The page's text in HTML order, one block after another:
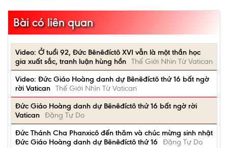
Bài có liên quan
Video: Ở tuổi 92, Đức Bênêđíctô XVI vẫn là một thần học
gia xuất sắc, tranh luận hùng hồn Thế Giới Nhìn Từ Vatican
Video: Đức Giáo Hoàng danh dự Bênêđíctô thứ 16 bất ngờ
rời Vatican Thế Giới Nhìn Từ Vatican
Đức Giáo Hoàng danh dự Bênêđíctô thứ 16 bất ngờ rời
Vatican Đặng Tự Do
Đức Thánh Cha Phanxicô đến thăm và chúc mừng sinh nhật
Đức Giáo Hoàng danh dự Bênêđíctô thứ 16
Đặng Tự Do